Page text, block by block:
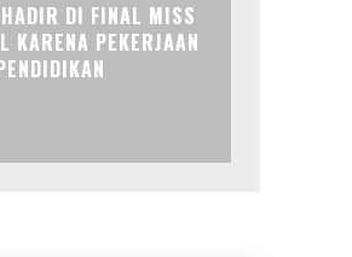
DI FINAL MISS
KARENA PEKERJAAN